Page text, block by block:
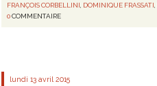
FRANÇOIS CORBELLINI DOMINIQUE FRASSATI
0COMMENTAIRE
lundi 13 avril 2015